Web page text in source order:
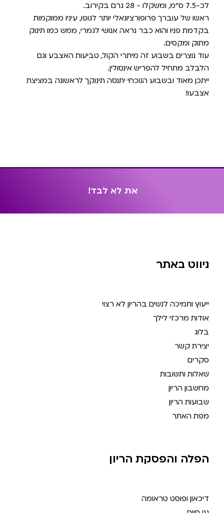
לכ-7.5 ס"מ, ומשקלו - 28 גרם בקירוב.
ראשו של עוברך פרופורציונאלי יותר לגופו, עיניו ממוקמות
בקדמת פניו והוא כבר נראה אנושי לגמרי, ממש כמו תינוק
מתוק ומקסים.
עוד נוצרים בשבוע זה מיתרי הקול, טביעות האצבע וגם
הלבלב מתחיל להפריש אינסולין.
ייתכן מאוד ובשבוע הנוכחי יתנסה תינוקך לראשונה במציצת
אצבעו!
את לא לבד!
ניווט באתר
ייעוץ ותמיכה לנשים בהריון לא רצוי
אודות מרכזי לילך
בלוג
יצירת קשר
סקרים
שאלות ותשובות
מחשבון הריון
שבועות הריון
מפת האתר
הפלה והפסקת הריון
דיכאון ופוסט טראומה